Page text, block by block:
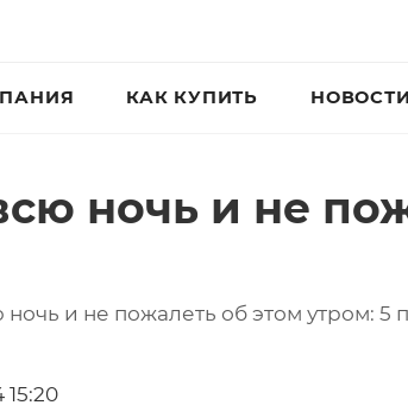
КАК КУПИТЬ НОВОСТИ
ночь и не
ночь и не пожалеть об этом утром: 5
15:20